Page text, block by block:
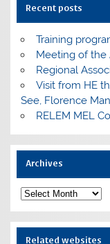
Recent posts
Training
Meeting of the
Regional
Visit from HE
See, Florence
RELEM MEL
Archives
Archives
Related websites